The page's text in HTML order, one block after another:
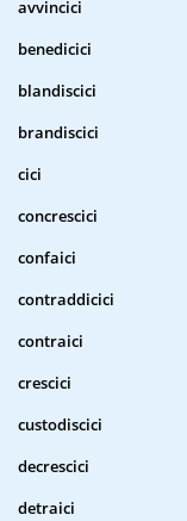
avvincici
benedicici
blandiscici
brandiscici
cici
concrescici
confaici
contraddicici
contraici
crescici
custodiscici
decrescici
detraici